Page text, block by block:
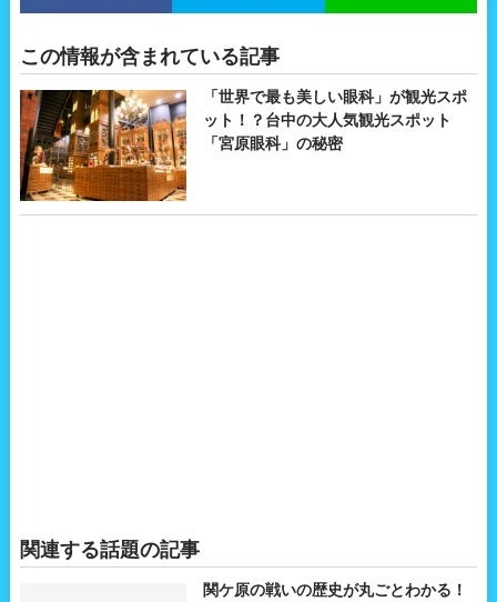
この情報が含まれている記事
「世界で最も美しい眼科」が観光スポ
ット！？台中の大人気観光スポット
「宮原眼科」の秘密
関連する話題の記事
関ケ原の戦いの歴史が丸ごとわかる！